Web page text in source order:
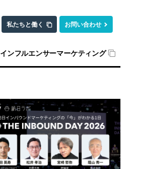
私たちと働く お問い合わせ
インフルエンサーマーケティング